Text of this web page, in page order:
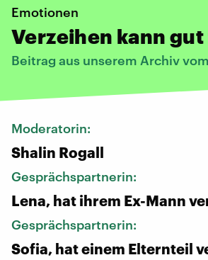
Emotionen
Verzeihen kann
Beitrag aus unserem Archiv
Moderatorin:
Shalin Rogall
Gesprächspartnerin:
Lena, hat ihrem Ex-Mann
Gesprächspartnerin:
Sofia, hat einem Elternteil